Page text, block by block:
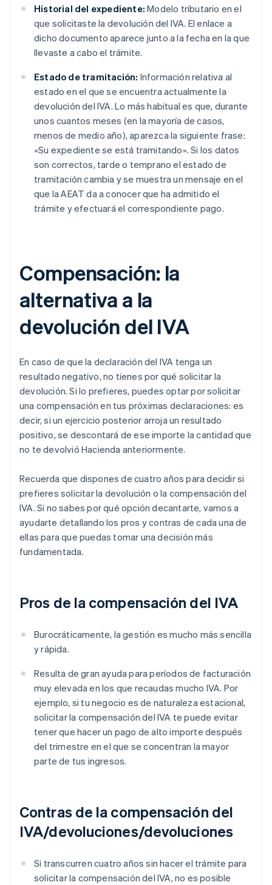
Historial del expediente: Modelo tributario en el
que solicitaste la devolución del IVA. El enlace a
dicho documento aparece junto a la fecha en la que
llevaste a cabo el trámite.
Estado de tramitación: Información relativa al
estado en el que se encuentra actualmente la
devolución del IVA. Lo más habitual es que, durante
unos cuantos meses (en la mayoría de casos,
menos de medio año), aparezca la siguiente frase:
«Su expediente se está tramitando». Si los datos
son correctos, tarde o temprano el estado de
tramitación cambia y se muestra un mensaje en el
que la AEAT da a conocer que ha admitido el
trámite y efectuará el correspondiente pago.
Compensación: la
alternativa a la
devolución del IVA
En caso de que la declaración del IVA tenga un
resultado negativo, no tienes por qué solicitar la
devolución. Si lo prefieres, puedes optar por solicitar
una compensación en tus próximas declaraciones: es
decir, si un ejercicio posterior arroja un resultado
positivo, se descontará de ese importe la cantidad que
no te devolvió Hacienda anteriormente.
Recuerda que dispones de cuatro años para decidir si
prefieres solicitar la devolución o la compensación del
IVA. Si no sabes por qué opción decantarte, vamos a
ayudarte detallando los pros y contras de cada una de
ellas para que puedas tomar una decisión más
fundamentada.
Pros de la compensación del IVA
Burocráticamente, la gestión es mucho más sencilla
y rápida.
Resulta de gran ayuda para períodos de facturación
muy elevada en los que recaudas mucho IVA. Por
ejemplo, si tu negocio es de naturaleza estacional,
solicitar la compensación del IVA te puede evitar
tener que hacer un pago de alto importe después
del trimestre en el que se concentran la mayor
parte de tus ingresos.
Contras de la compensación del
IVA/devoluciones/devoluciones
Si transcurren cuatro años sin hacer el trámite para
solicitar la compensación del IVA, no es posible